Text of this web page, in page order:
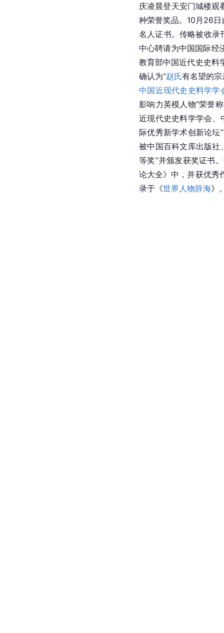
庆凌晨登天安门城楼观
种荣誉奖品。10月26
名人证书。传略被收录
中心聘请为中国国际经
教育部中国近代史史料
确认为“赵氏有名望的
中国近现代史史料学学
影响力英模人物”荣誉
近现代史史料学学会
际优秀新学术创新论坛
被中国百科文库出版社
等奖”并颁发获奖证书
论大全》中，并获优秀
录于《世界人物辞海》